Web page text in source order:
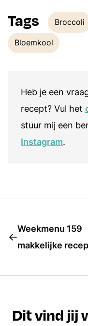
Tags
Tags
Broccoli
Bloemkool
Heb je een
recept? Vul het
stuur mij een
Instagram.
Weekmenu 159
makkelijke
Dit vind jij